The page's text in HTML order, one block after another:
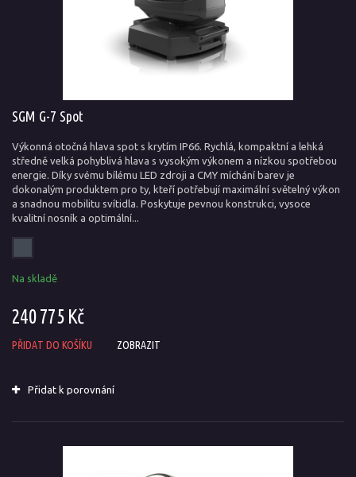
SGM G-7 Spot
Výkonná otočná hlava spot s krytím IP66. Rychlá, kompaktní a lehká
středně velká pohyblivá hlava s vysokým výkonem a nízkou spotřebou
energie. Díky svému bílému LED zdroji a CMY míchání barev je
dokonalým produktem pro ty, kteří potřebují maximální světelný výkon
a snadnou mobilitu svítidla. Poskytuje pevnou konstrukci, vysoce
kvalitní nosník a optimální...
Na skladě
240 775 Kč
PŘIDAT DO KOŠÍKU ZOBRAZIT
Přidat k porovnání